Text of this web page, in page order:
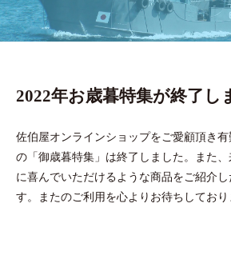
2022年お歳暮特集が終了し
佐伯屋オンラインショップをご愛顧頂き
の「御歳暮特集」は終了しました。また
に喜んでいただけるような商品をご紹介
す。またのご利用を心よりお待ちしており